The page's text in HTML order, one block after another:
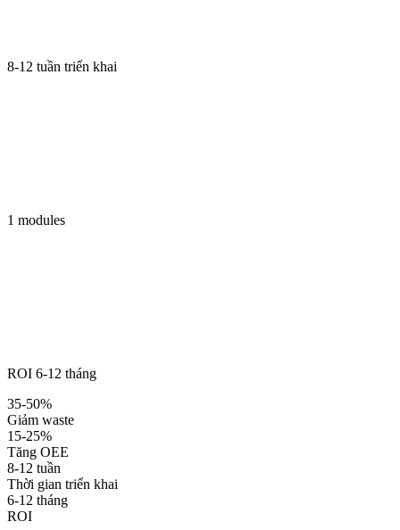
8-12 tuần triển khai
1 modules
ROI 6-12 tháng
35-50%
Giảm waste
15-25%
Tăng OEE
8-12 tuần
Thời gian triển khai
6-12 tháng
ROI